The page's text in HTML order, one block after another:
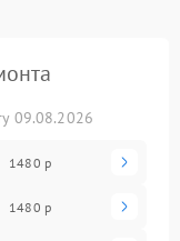
09.08.2026
1480 р
1480 р